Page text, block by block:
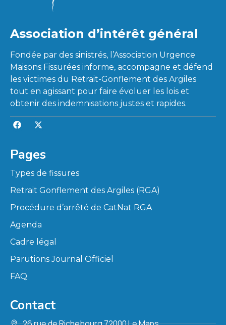
Association d’intérêt général
Fondée par des sinistrés, l’Association Urgence
Maisons Fissurées informe, accompagne et défend
les victimes du Retrait-Gonflement des Argiles
tout en agissant pour faire évoluer les lois et
obtenir des indemnisations justes et rapides.
Pages
Types de fissures
Retrait Gonflement des Argiles (RGA)
Procédure d’arrêté de CatNat RGA
Agenda
Cadre légal
Parutions Journal Officiel
FAQ
Contact